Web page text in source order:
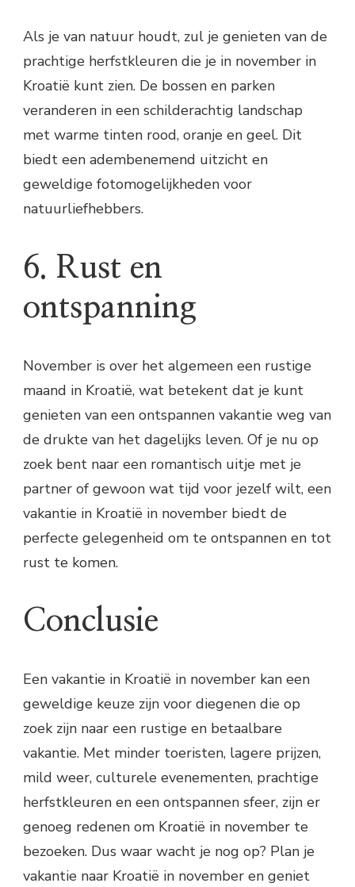
Als je van natuur houdt, zul je genieten van de
prachtige herfstkleuren die je in november in
Kroatië kunt zien. De bossen en parken
veranderen in een schilderachtig landschap
met warme tinten rood, oranje en geel. Dit
biedt een adembenemend uitzicht en
geweldige fotomogelijkheden voor
natuurliefhebbers.
6. Rust en
ontspanning
November is over het algemeen een rustige
maand in Kroatië, wat betekent dat je kunt
genieten van een ontspannen vakantie weg van
de drukte van het dagelijks leven. Of je nu op
zoek bent naar een romantisch uitje met je
partner of gewoon wat tijd voor jezelf wilt, een
vakantie in Kroatië in november biedt de
perfecte gelegenheid om te ontspannen en tot
rust te komen.
Conclusie
Een vakantie in Kroatië in november kan een
geweldige keuze zijn voor diegenen die op
zoek zijn naar een rustige en betaalbare
vakantie. Met minder toeristen, lagere prijzen,
mild weer, culturele evenementen, prachtige
herfstkleuren en een ontspannen sfeer, zijn er
genoeg redenen om Kroatië in november te
bezoeken. Dus waar wacht je nog op? Plan je
vakantie naar Kroatië in november en geniet